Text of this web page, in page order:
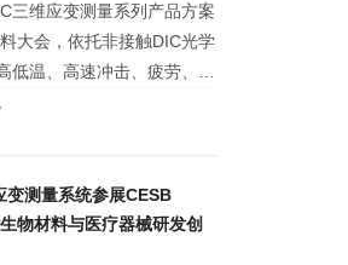
三维应变测量系列产品方案
大会，依托非接触DIC光学
低温、高速冲击、疲劳、裂
况，解决传统应变测试数据
体化表征工具，支撑新材料
靠性验证。
变测量系统参展CESB
物材料与医疗器械研发创